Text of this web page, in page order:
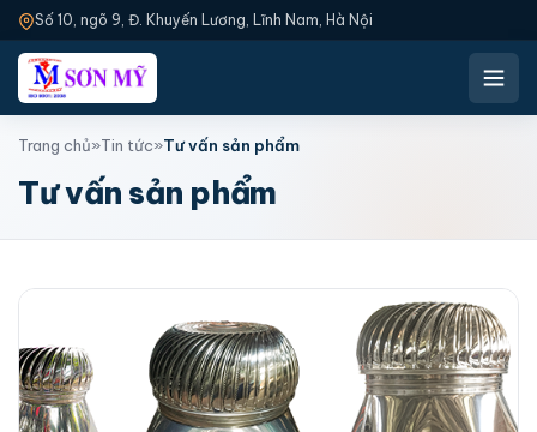
Số 10, ngõ 9, Đ. Khuyến Lương, Lĩnh Nam, Hà Nội
Trang chủ»Tin tức»Tư vấn sản phẩm
Tư vấn sản phẩm